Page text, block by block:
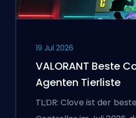
19 Jul 2026
VALORANT Beste
Agenten Tierliste
TL;DR: Clove ist der